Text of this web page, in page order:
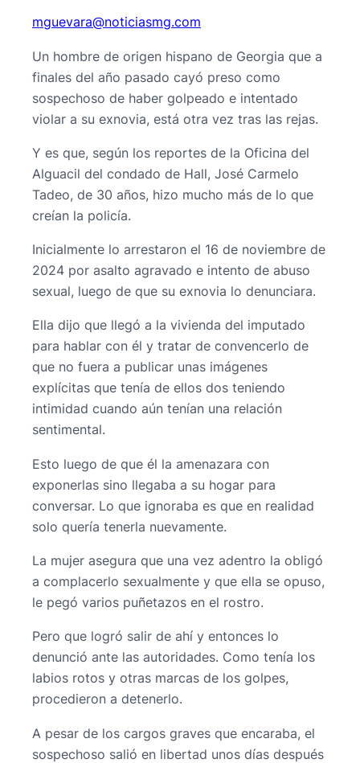
moc.gmsaiciton
@araveugm
Un hombre de origen hispano de Georgia que a
finales del año pasado cayó preso como
sospechoso de haber golpeado e intentado
violar a su exnovia, está otra vez tras las rejas.
Y es que, según los reportes de la Oficina del
Alguacil del condado de Hall, José Carmelo
Tadeo, de 30 años, hizo mucho más de lo que
creían la policía.
Inicialmente lo arrestaron el 16 de noviembre de
2024 por asalto agravado e intento de abuso
sexual, luego de que su exnovia lo denunciara.
Ella dijo que llegó a la vivienda del imputado
para hablar con él y tratar de convencerlo de
que no fuera a publicar unas imágenes
explícitas que tenía de ellos dos teniendo
intimidad cuando aún tenían una relación
sentimental.
Esto luego de que él la amenazara con
exponerlas sino llegaba a su hogar para
conversar. Lo que ignoraba es que en realidad
solo quería tenerla nuevamente.
La mujer asegura que una vez adentro la obligó
a complacerlo sexualmente y que ella se opuso,
le pegó varios puñetazos en el rostro.
Pero que logró salir de ahí y entonces lo
denunció ante las autoridades. Como tenía los
labios rotos y otras marcas de los golpes,
procedieron a detenerlo.
A pesar de los cargos graves que encaraba, el
sospechoso salió en libertad unos días después